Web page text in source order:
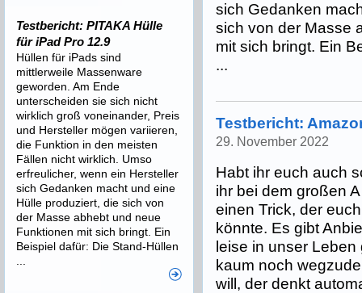
sich Gedanken
sich von der Masse
mit sich bringt. Ein
...
Testbericht:
29. November 2022
Habt ihr euch auch
ihr bei dem großen
einen Trick, der
könnte. Es gibt
leise in unser
kaum noch
will, der denkt
Testbericht: PITAKA Hülle
für iPad Pro 12.9
Hüllen für iPads sind
mittlerweile Massenware
geworden. Am Ende
unterscheiden sie sich nicht
wirklich groß voneinander, Preis
und Hersteller mögen variieren,
die Funktion in den meisten
Fällen nicht wirklich. Umso
erfreulicher, wenn ein Hersteller
sich Gedanken macht und eine
Hülle produziert, die sich von
der Masse abhebt und neue
Funktionen mit sich bringt. Ein
Beispiel dafür: Die Stand-Hüllen